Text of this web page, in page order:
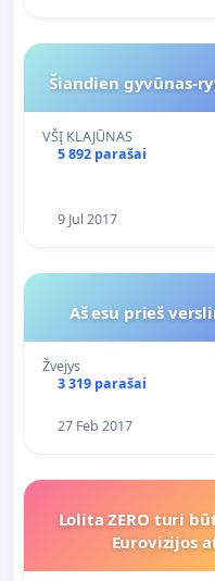
Šiandien gyvūnas-
VŠĮ KLAJŪNAS
5 892 parašai
9 Jul 2017
Aš esu prieš
Žvejys
3 319 parašai
27 Feb 2017
Lolita ZERO turi
Eurovizijos